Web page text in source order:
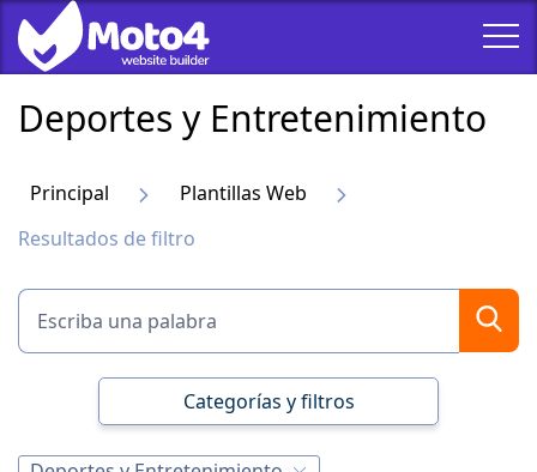
Deportes y Entretenimiento
Principal
Plantillas Web
Resultados de filtro
Categorías y filtros